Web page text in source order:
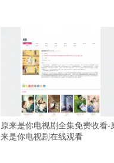
原来是你电视剧全集免费收看-
来是你电视剧在线观看